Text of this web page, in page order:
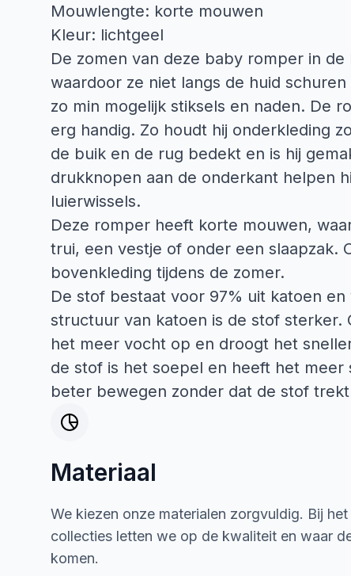
Mouwlengte: korte mouwen
Kleur: lichtgeel
De zomen van deze baby romper in
waardoor ze niet langs de huid
zo min mogelijk stiksels en naden. De
erg handig. Zo houdt hij onderkleding
de buik en de rug bedekt en is hij
drukknopen aan de onderkant helpen
luierwissels.
Deze romper heeft korte mouwen,
trui, een vestje of onder een slaapzak.
bovenkleding tijdens de zomer.
De stof bestaat voor 97% uit katoen
structuur van katoen is de stof
het meer vocht op en droogt het
de stof is het soepel en heeft het
beter bewegen zonder dat de stof
Materiaal
We kiezen onze materialen zorgvuldig. Bij
collecties letten we op de kwaliteit en waar
komen.